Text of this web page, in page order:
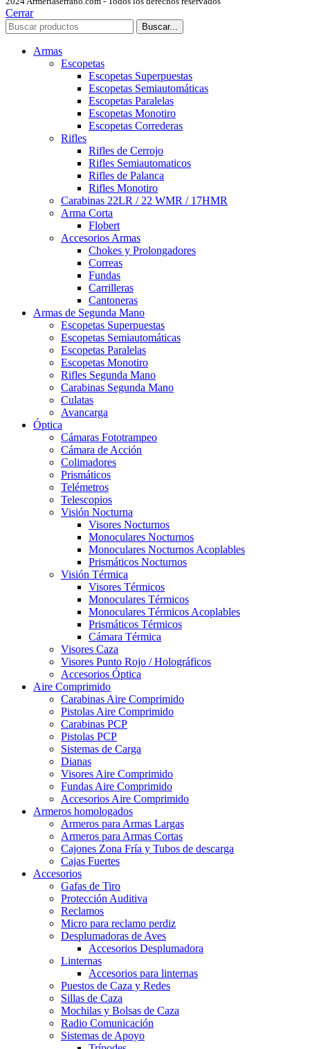
Cerrar
Buscar...
Armas
Escopetas
Escopetas Superpuestas
Escopetas Semiautomáticas
Escopetas Paralelas
Escopetas Monotiro
Escopetas Correderas
Rifles
Rifles de Cerrojo
Rifles Semiautomaticos
Rifles de Palanca
Rifles Monotiro
Carabinas 22LR / 22 WMR / 17HMR
Arma Corta
Flobert
Accesorios Armas
Chokes y Prolongadores
Correas
Fundas
Carrilleras
Cantoneras
Armas de Segunda Mano
Escopetas Superpuestas
Escopetas Semiautomáticas
Escopetas Paralelas
Escopetas Monotiro
Rifles Segunda Mano
Carabinas Segunda Mano
Culatas
Avancarga
Óptica
Cámaras Fototrampeo
Cámara de Acción
Colimadores
Prismáticos
Telémetros
Telescopios
Visión Nocturna
Visores Nocturnos
Monoculares Nocturnos
Monoculares Nocturnos Acoplables
Prismáticos Nocturnos
Visión Térmica
Visores Térmicos
Monoculares Térmicos
Monoculares Térmicos Acoplables
Prismáticos Térmicos
Cámara Térmica
Visores Caza
Visores Punto Rojo / Holográficos
Accesorios Óptica
Aire Comprimido
Carabinas Aire Comprimido
Pistolas Aire Comprimido
Carabinas PCP
Pistolas PCP
Sistemas de Carga
Dianas
Visores Aire Comprimido
Fundas Aire Comprimido
Accesorios Aire Comprimido
Armeros homologados
Armeros para Armas Largas
Armeros para Armas Cortas
Cajones Zona Fría y Tubos de descarga
Cajas Fuertes
Accesorios
Gafas de Tiro
Protección Auditiva
Reclamos
Micro para reclamo perdiz
Desplumadoras de Aves
Accesorios Desplumadora
Linternas
Accesorios para linternas
Puestos de Caza y Redes
Sillas de Caza
Mochilas y Bolsas de Caza
Radio Comunicación
Sistemas de Apoyo